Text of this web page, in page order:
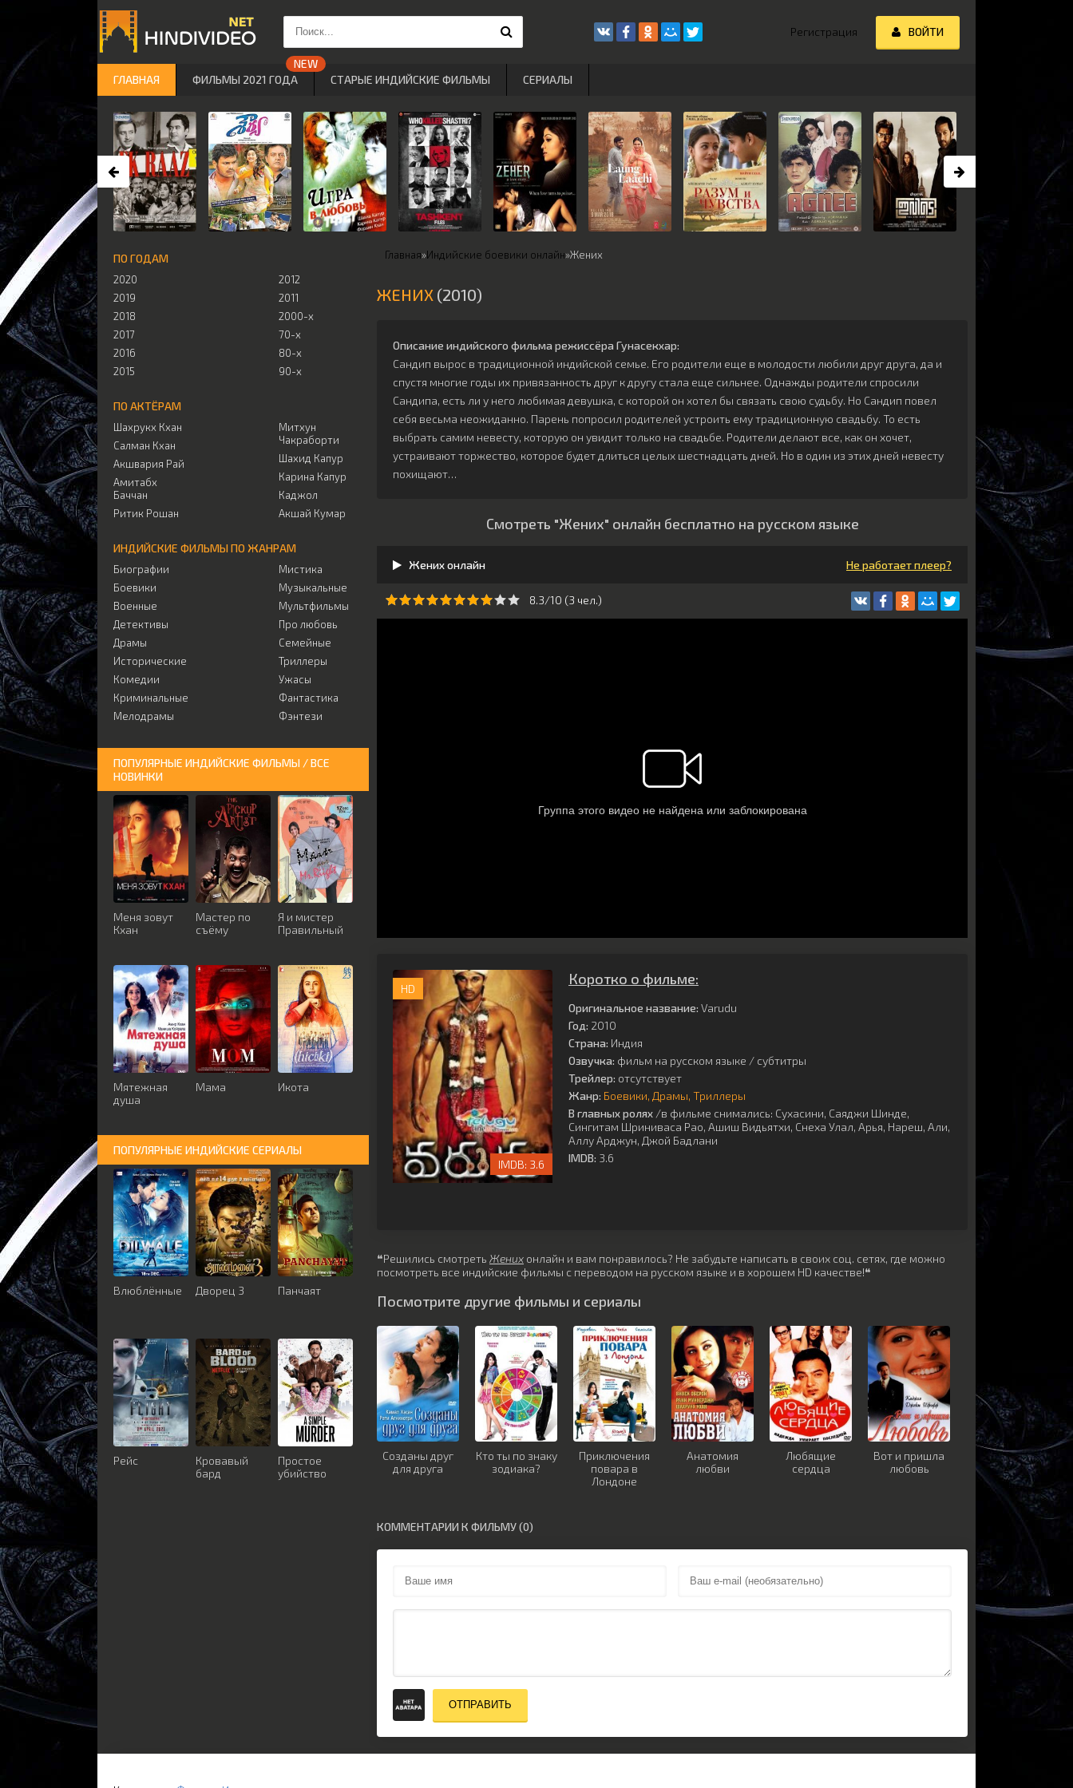
Главная»Индийские боевики онлайн»Жених
ЖЕНИХ (2010)
Описание индийского фильма режиссёра Гунасекхар:
Сандип вырос в традиционной индийской семье. Его родители еще в молодости любили друг друга, да и
спустя многие годы их привязанность друг к другу стала еще сильнее. Однажды родители спросили
Сандипа, есть ли у него любимая девушка, с которой он хотел бы связать свою судьбу. Но Сандип повел
себя весьма неожиданно. Парень попросил родителей устроить ему традиционную свадьбу. То есть
выбрать самим невесту, которую он увидит только на свадьбе. Родители делают все, как он хочет,
устраивают торжество, которое будет длиться целых шестнадцать дней. Но в один из этих дней невесту
похищают…
Смотреть "Жених" онлайн бесплатно на русском языке
Жених онлайн Не работает плеер?
8.3/10 (3 чeл.)
HD
3.6
Коротко о фильме:
Оригинальное название: Varudu
Год: 2010
Страна: Индия
Озвучка: фильм на русском языке / субтитры
Трейлер: отсутствует
Жанр: Боевики Драмы Триллеры
В главных ролях /в фильме снимались: Сухасини, Саяджи Шинде,
Сингитам Шриниваса Рао, Ашиш Видьятхи, Снеха Улал, Арья, Нареш, Али,
Аллу Арджун, Джой Бадлани
IMDB: 3.6
❝Решились смотреть Жених онлайн и вам понравилось? Не забудьте написать в своих соц. сетях, где можно
посмотреть все индийские фильмы с переводом на русском языке и в хорошем HD качестве!❝
Посмотрите другие фильмы и сериалы
Созданы друг
для друга
Кто ты по знаку
зодиака?
Приключения
повара в
Лондоне
Анатомия
любви
Любящие
сердца
Вот и пришла
любовь
КОММЕНТАРИИ К ФИЛЬМУ (0)
ОТПРАВИТЬ
ПО ГОДАМ
2020
2019
2018
2017
2016
2015
2012
2011
2000-х
70-х
80-х
90-х
ПО АКТЁРАМ
Шахрукх Кхан
Салман Кхан
Акшвария Рай
Амитабх
Баччан
Ритик Рошан
Митхун
Чакраборти
Шахид Капур
Карина Капур
Каджол
Акшай Кумар
ИНДИЙСКИЕ ФИЛЬМЫ ПО ЖАНРАМ
Биографии
Боевики
Военные
Детективы
Драмы
Исторические
Комедии
Криминальные
Мелодрамы
Мистика
Музыкальные
Мультфильмы
Про любовь
Семейные
Триллеры
Ужасы
Фантастика
Фэнтези
ПОПУЛЯРНЫЕ ИНДИЙСКИЕ ФИЛЬМЫ / ВСЕ
НОВИНКИ
Меня зовут
Кхан
Мастер по
съёму
Я и мистер
Правильный
Мятежная
душа
Мама Икота
ПОПУЛЯРНЫЕ ИНДИЙСКИЕ СЕРИАЛЫ
Влюблённые Дворец 3 Панчаят
Рейс
Кровавый
бард
Простое
убийство
Регистрация ВОЙТИ
ГЛАВНАЯ ФИЛЬМЫ 2021 ГОДА СТАРЫЕ ИНДИЙСКИЕ ФИЛЬМЫ СЕРИАЛЫ